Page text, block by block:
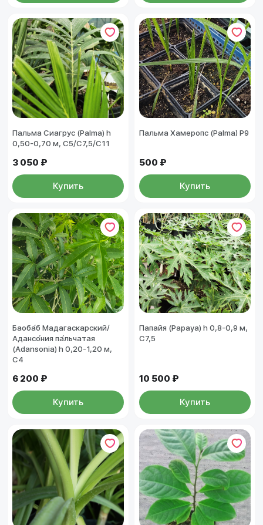
Пальма Сиагрус (Palma) h
0,50-0,70 м, С5/С7,5/С11
3 050 ₽
Купить
Пальма Хамеропс (Palma) Р9
500 ₽
Купить
Баоба́б Мадагаскарский/
Адансо́ния па́льчатая
(Adansonia) h 0,20-1,20 м,
С4
6 200 ₽
Купить
Папайя (Papaya) h 0,8-0,9 м,
C7,5
10 500 ₽
Купить